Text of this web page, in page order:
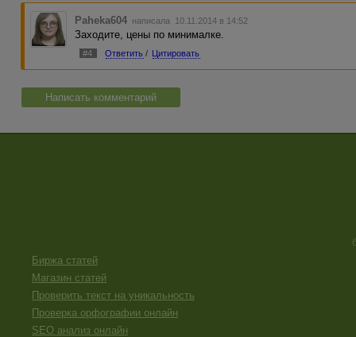
Paheka604 написала 10.11.2014 в 14:52
Заходите, цены по минималке.
#4 Ответить / Цитировать
Написать комментарий
Биржа статей
Магазин статей
Проверить текст на уникальность
Проверка орфографии онлайн
SEO анализ онлайн